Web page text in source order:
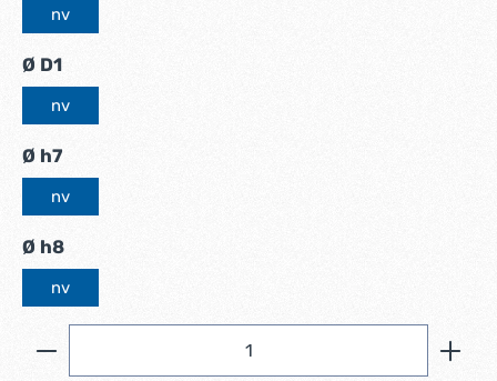
nv
Ø D1auswählen
nv
Ø h7
nv
Ø h8auswählen
nv
Produkt Anzahl: Gib den gewünschten Wert ein